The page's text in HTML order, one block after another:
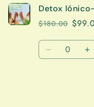
Detox
Regular
price
$180.00
Sale
price
Quantity
Decrease